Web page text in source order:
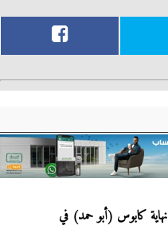
نهاية كابوس (أبو حمد) في